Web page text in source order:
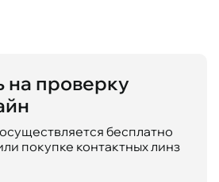
на проверку
бесплатно
покупке контактных линз